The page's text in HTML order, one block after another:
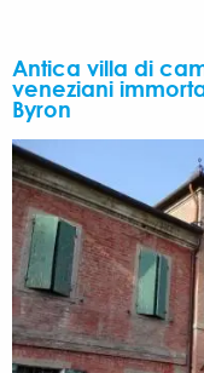
Antica villa di
veneziani
Byron